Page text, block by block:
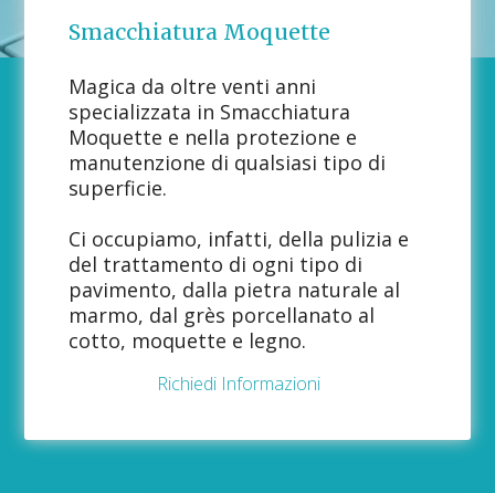
Smacchiatura Moquette
Magica da oltre venti anni
specializzata in Smacchiatura
Moquette e nella protezione e
manutenzione di qualsiasi tipo di
superficie.
Ci occupiamo, infatti, della pulizia e
del trattamento di ogni tipo di
pavimento, dalla pietra naturale al
marmo, dal grès porcellanato al
cotto, moquette e legno.
Richiedi Informazioni